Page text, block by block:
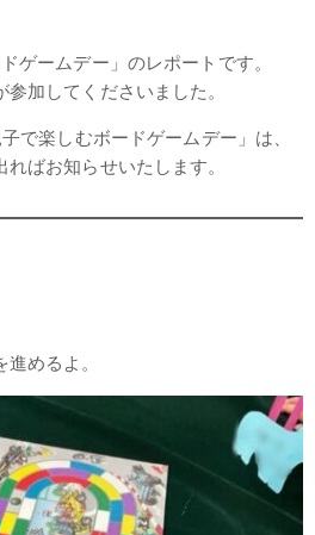
ゲームデー」のレポートです。
加してくださいました。
で楽しむボードゲームデー」は、
ばお知らせいたします。
めるよ。